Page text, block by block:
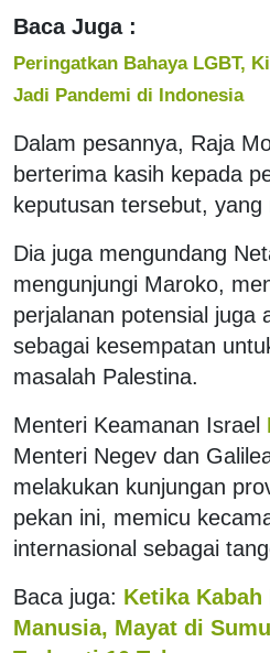
Baca Juga :
Peringatkan Bahaya LGBT,
Jadi Pandemi di Indonesia
Dalam pesannya, Raja
berterima kasih kepada
keputusan tersebut,
Dia juga mengundang
mengunjungi Maroko,
perjalanan potensial juga
sebagai kesempatan
masalah Palestina.
Menteri Keamanan Israel
Menteri Negev dan
melakukan kunjungan
pekan ini, memicu
internasional sebagai
Baca juga: Ketika
Manusia, Mayat di